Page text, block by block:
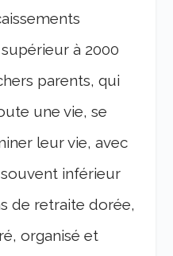
à 2000
parents, qui
une vie, se
leur vie, avec
inférieur
de retraite dorée,
organisé et